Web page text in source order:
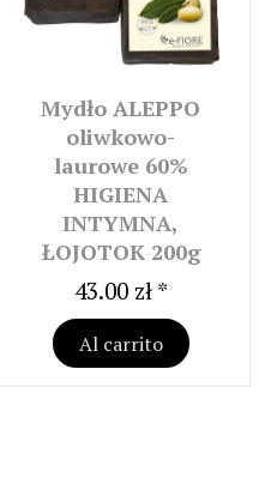
Mydło ALEPPO
oliwkowo-
laurowe 60%
HIGIENA
INTYMNA,
ŁOJOTOK 200g
43.00 zł *
Al carrito